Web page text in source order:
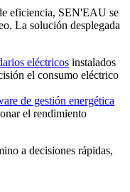
eficiencia, SEN'EAU se
La solución desplegada
eléctricos instalados
el consumo eléctrico
de gestión energética
el rendimiento
a decisiones rápidas,